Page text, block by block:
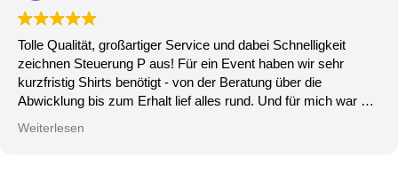
Tolle Qualität, großartiger Service und dabei Schnelligkeit
zeichnen Steuerung P aus! Für ein Event haben wir sehr
kurzfristig Shirts benötigt - von der Beratung über die
Abwicklung bis zum Erhalt lief alles rund. Und für mich war die
Weiterlesen